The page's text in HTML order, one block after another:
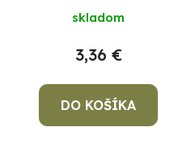
CENA ZA 1 KS, NIE ZA
skladom
3,36 €
DO KOŠÍKA